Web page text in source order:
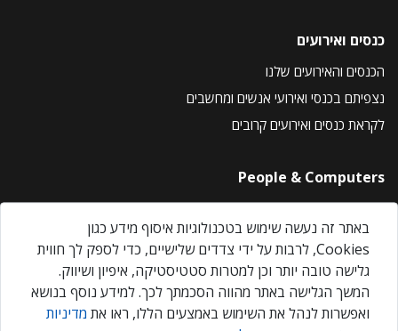
כנסים ואירועים
הכנסים והאירועים שלנו
נצפיתם בכנסי ואירועי אנשים ומחשבים
לקראת כנסים ואירועים קרובים
People & Computers
About Us
Privacy Policy
Contact Us
Our Events
באתר זה נעשה שימוש בטכנולוגיות איסוף מידע כגון
Cookies, לרבות על ידי צדדים שלישיים, כדי לספק לך חווית
גלישה טובה יותר וכן למטרות סטטיסטיקה, איפיון ושיווק.
המשך הגלישה באתר מהווה הסכמתך לכך. למידע נוסף בנושא
ואפשרות לנהל את השימוש באמצעים הללו, ראו את מדיניות